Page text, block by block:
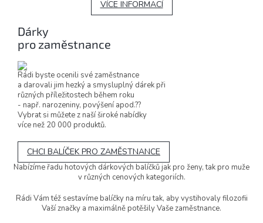
VÍCE INFORMACÍ
Dárky
pro zaměstnance
Rádi byste ocenili své zaměstnance
a darovali jim hezký a smysluplný dárek při
různých příležitostech během roku
- např. narozeniny, povýšení apod.??
Vybrat si můžete z naší široké nabídky
více než 20 000 produktů.
CHCI BALÍČEK PRO ZAMĚSTNANCE
Nabízíme řadu hotových dárkových balíčků jak pro ženy, tak pro muže
v různých cenových kategoriích.
Rádi Vám též sestavíme balíčky na míru tak, aby vystihovaly filozofii
Vaší značky a maximálně potěšily Vaše zaměstnance.